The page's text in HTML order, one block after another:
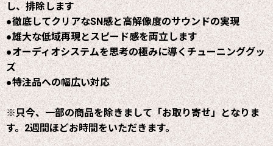
し、排除します
●徹底してクリアなSN感と高解像度のサウンドの実現
●雄大な低域再現とスピード感を両立します
●オーディオシステムを思考の極みに導くチューニンググッ
ズ
●特注品への幅広い対応
※只今、一部の商品を除きまして「お取り寄せ」となりま
す。2週間ほどお時間をいただきます。